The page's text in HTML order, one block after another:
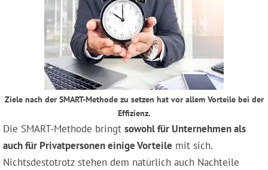
Ziele nach der SMART-Methode zu setzen hat vor allem Vorteile bei der
Effizienz.
Die SMART-Methode bringt sowohl für Unternehmen als
auch für Privatpersonen einige Vorteile mit sich.
Nichtsdestotrotz stehen dem natürlich auch Nachteile